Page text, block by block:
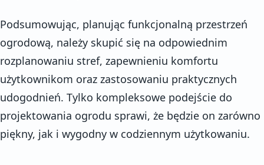
Podsumowując, planując funkcjonalną przestrzeń
ogrodową, należy skupić się na odpowiednim
rozplanowaniu stref, zapewnieniu komfortu
użytkownikom oraz zastosowaniu praktycznych
udogodnień. Tylko kompleksowe podejście do
projektowania ogrodu sprawi, że będzie on zarówno
piękny, jak i wygodny w codziennym użytkowaniu.